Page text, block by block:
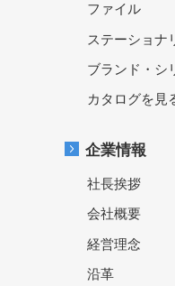
ファイル
ステーショナ
ブランド・シ
カタログを見
企業情報
社長挨拶
会社概要
経営理念
沿革